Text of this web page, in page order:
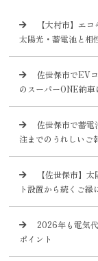
【大村市】エ
太陽光・蓄電池と相
佐世保市でEV
のスーパーONE納
佐世保市で蓄電
注までのうれしいご
【佐世保市】
ト設置から続くご縁
2026年も電気
ポイント